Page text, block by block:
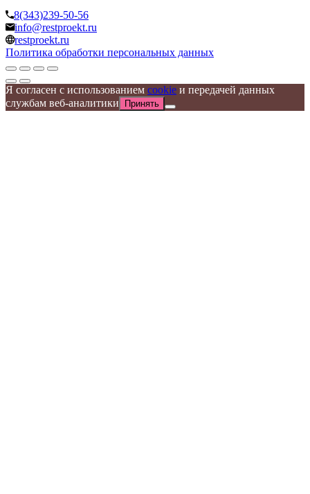
8(343)239-50-56
info@restproekt.ru
restproekt.ru
Политика обработки персональных данных
Я согласен с использованием cookie и передачей данных
службам веб-аналитики
Принять